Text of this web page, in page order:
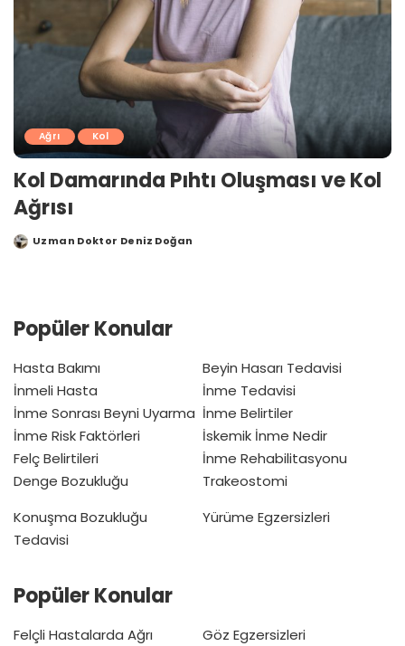
Ağrı Kol
Kol Damarında Pıhtı Oluşması ve Kol
Ağrısı
PostedUzman Doktor Deniz Doğan
Popüler Konular
Hasta Bakımı
İnmeli Hasta
İnme Sonrası Beyni Uyarma
İnme Risk Faktörleri
Felç Belirtileri
Denge Bozukluğu
Beyin Hasarı Tedavisi
İnme Tedavisi
İnme Belirtiler
İskemik İnme Nedir
İnme Rehabilitasyonu
Trakeostomi
Konuşma Bozukluğu
Tedavisi
Yürüme Egzersizleri
Popüler Konular
Felçli Hastalarda Ağrı
Göz Egzersizleri